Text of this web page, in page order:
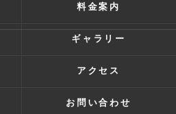
料金案内
ギャラリー
アクセス
お問い合わせ